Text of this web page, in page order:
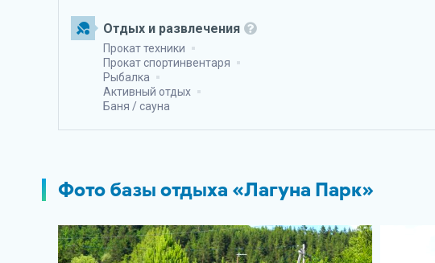
Отдых и развлечения
Прокат техники
Прокат спортинвентаря
Рыбалка
Активный отдых
Баня / сауна
Фото базы отдыха «Лагуна Парк»